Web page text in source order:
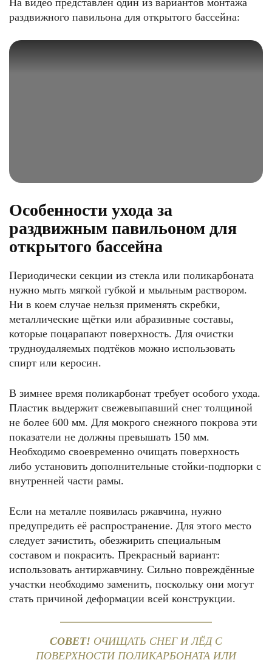
На видео представлен один из вариантов монтажа
раздвижного павильона для открытого бассейна:
Особенности ухода за
раздвижным павильоном для
открытого бассейна
Периодически секции из стекла или поликарбоната
нужно мыть мягкой губкой и мыльным раствором.
Ни в коем случае нельзя применять скребки,
металлические щётки или абразивные составы,
которые поцарапают поверхность. Для очистки
трудноудаляемых подтёков можно использовать
спирт или керосин.
В зимнее время поликарбонат требует особого ухода.
Пластик выдержит свежевыпавший снег толщиной
не более 600 мм. Для мокрого снежного покрова эти
показатели не должны превышать 150 мм.
Необходимо своевременно очищать поверхность
либо установить дополнительные стойки-подпорки с
внутренней части рамы.
Если на металле появилась ржавчина, нужно
предупредить её распространение. Для этого место
следует зачистить, обезжирить специальным
составом и покрасить. Прекрасный вариант:
использовать антиржавчину. Сильно повреждённые
участки необходимо заменить, поскольку они могут
стать причиной деформации всей конструкции.
СОВЕТ! ОЧИЩАТЬ СНЕГ И ЛЁД С
ПОВЕРХНОСТИ ПОЛИКАРБОНАТА ИЛИ